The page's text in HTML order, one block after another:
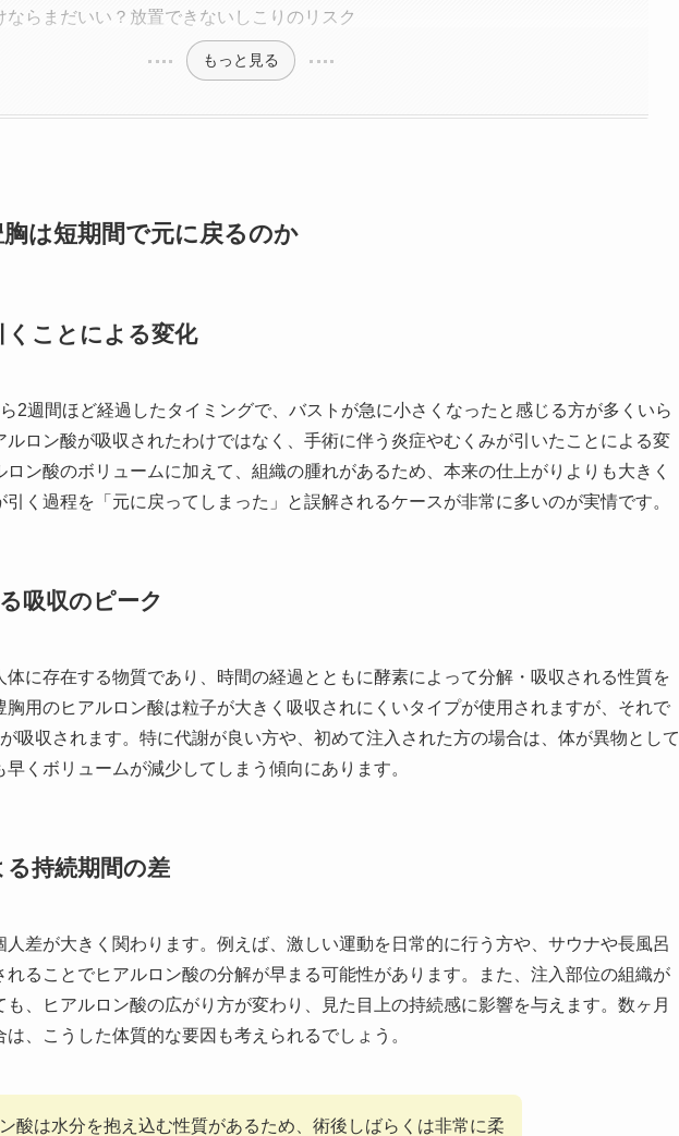
ならまだいい？放置できないしこりのリスク
もっと見る
は短期間で元に戻るのか
くことによる変化
2週間ほど経過したタイミングで、バストが急に小さくなったと感じる方が多くいら
ルロン酸が吸収されたわけではなく、手術に伴う炎症やむくみが引いたことによる変
ン酸のボリュームに加えて、組織の腫れがあるため、本来の仕上がりよりも大きく
引く過程を「元に戻ってしまった」と誤解されるケースが非常に多いのが実情です。
吸収のピーク
体に存在する物質であり、時間の経過とともに酵素によって分解・吸収される性質を
用のヒアルロン酸は粒子が大きく吸収されにくいタイプが使用されますが、それで
吸収されます。特に代謝が良い方や、初めて注入された方の場合は、体が異物として
くボリュームが減少してしまう傾向にあります。
持続期間の差
人差が大きく関わります。例えば、激しい運動を日常的に行う方や、サウナや長風呂
れることでヒアルロン酸の分解が早まる可能性があります。また、注入部位の組織が
、ヒアルロン酸の広がり方が変わり、見た目上の持続感に影響を与えます。数ヶ月
、こうした体質的な要因も考えられるでしょう。
酸は水分を抱え込む性質があるため、術後しばらくは非常に柔